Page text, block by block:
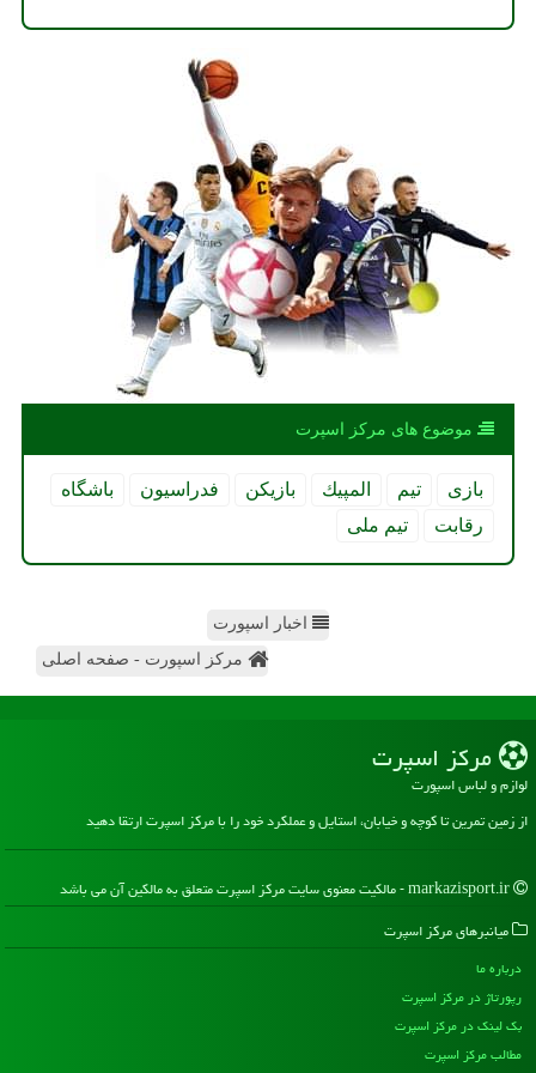
موضوع های مركز اسپرت
بازی تیم المپیك بازیكن فدراسیون
باشگاه
رقابت
تیم ملی
اخبار اسپورت
مرکز اسپورت - صفحه اصلی
مركز اسپرت
لوازم و لباس اسپورت
از زمین تمرین تا کوچه و خیابان، استایل و عملکرد خود را با مرکز اسپرت ارتقا دهید
میانبرهای مركز اسپرت
درباره ما
رپورتاژ در مركز اسپرت
بک لینک در مركز اسپرت
مطالب مركز اسپرت